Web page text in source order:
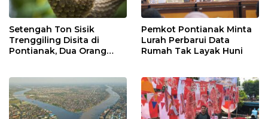
Setengah Ton Sisik
Trenggiling Disita di
Pontianak, Dua Orang
Pemkot Pontianak Minta
Lurah Perbarui Data
Rumah Tak Layak Huni